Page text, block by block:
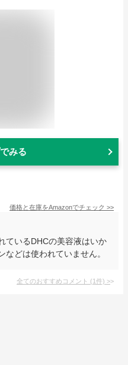
みる
価格と在庫をAmazonでチェック >>
ているDHCの美容液はいか
どは使われていません。
全てのおすすめコメント (1件) >